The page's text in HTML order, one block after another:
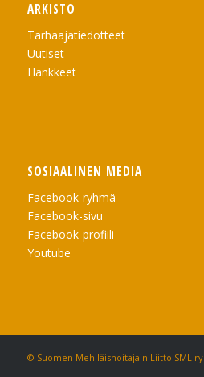
ARKISTO
Tarhaajatiedotteet
Uutiset
Hankkeet
SOSIAALINEN MEDIA
Facebook-ryhmä
Facebook-sivu
Facebook-profiili
Youtube
© Suomen Mehiläishoitajain Liitto SML ry